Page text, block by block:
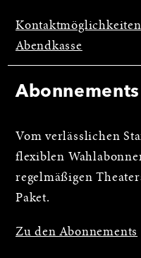
Abendkasse
Abonnements
Vom verlässlichen
flexiblen
regelmäßigen
Paket.
Zu den Abonnements